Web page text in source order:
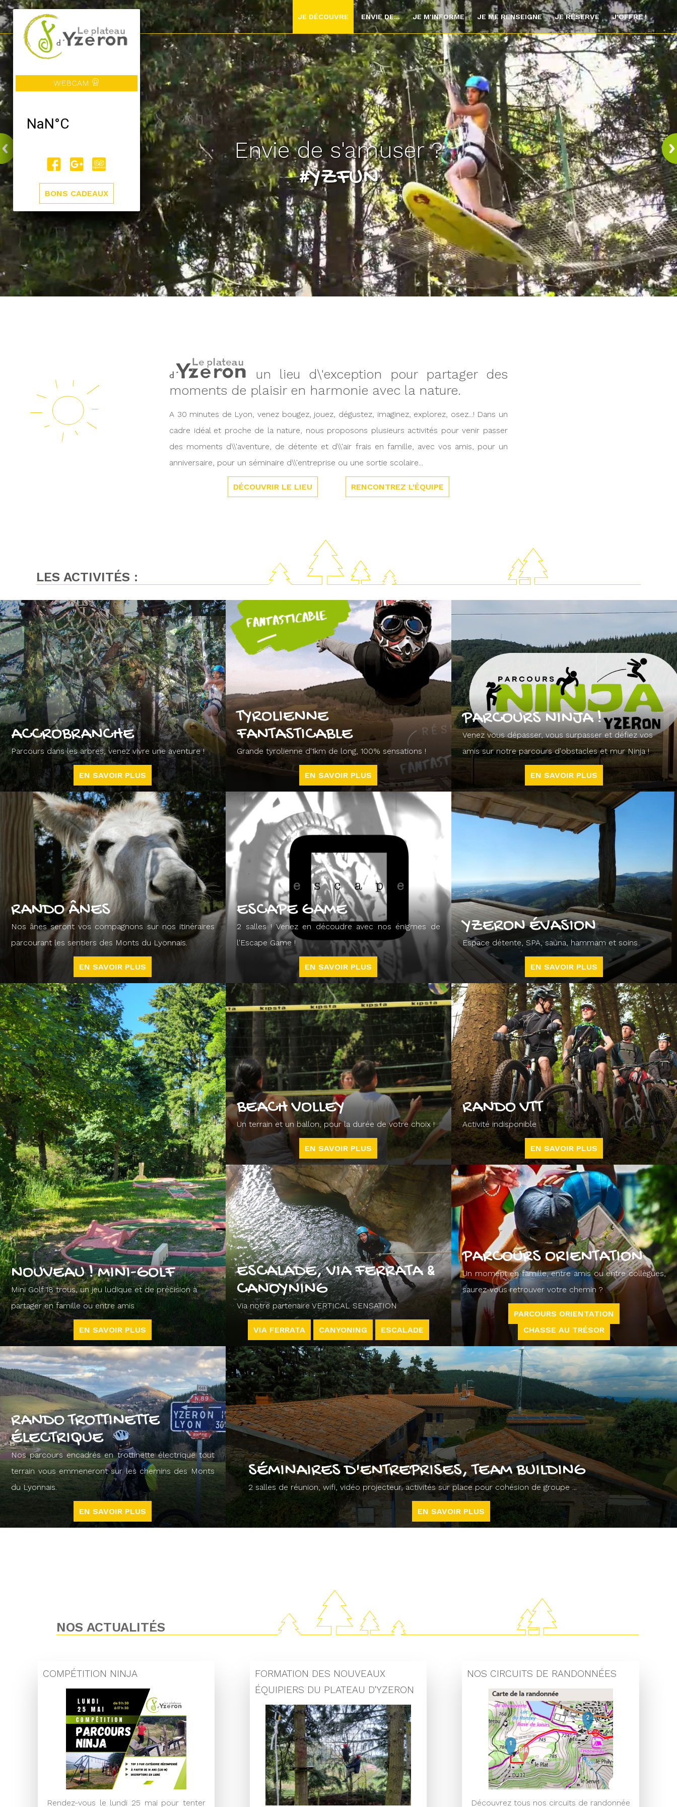
WEBCAM
BONS CADEAUX
JE DÉCOUVRE ENVIE DE... JE M'INFORME JE ME RENSEIGNE JE RÉSERVE J'OFFRE !
Le plateau d'Yzeron
#veneZ !
un lieu d\'exception pour partager des
moments de plaisir en harmonie avec la nature.
A 30 minutes de Lyon, venez bougez, jouez, dégustez, imaginez, explorez, osez...! Dans un
cadre idéal et proche de la nature, nous proposons plusieurs activités pour venir passer
des moments d\\'aventure, de détente et d\\'air frais en famille, avec vos amis, pour un
anniversaire, pour un séminaire d\\'entreprise ou une sortie scolaire...
DÉCOUVRIR LE LIEU RENCONTREZ L'ÉQUIPE
LES ACTIVITÉS :
ACCROBRANCHE
Parcours dans les arbres, venez vivre une aventure !
EN SAVOIR PLUS
TYROLIENNE
FANTASTICABLE
Grande tyrolienne d'1km de long, 100% sensations !
EN SAVOIR PLUS
PARCOURS NINJA !
Venez vous dépasser, vous surpasser et défiez vos
amis sur notre parcours d'obstacles et mur Ninja !
EN SAVOIR PLUS
RANDO ÂNES
Nos ânes seront vos compagnons sur nos itinéraires
parcourant les sentiers des Monts du Lyonnais.
EN SAVOIR PLUS
ESCAPE GAME
2 salles ! Venez en découdre avec nos énigmes de
l'Escape Game !
EN SAVOIR PLUS
YZERON ÉVASION
Espace détente, SPA, sauna, hammam et soins
EN SAVOIR PLUS
NOUVEAU ! MINI-GOLF
Mini Golf 18 trous, un jeu ludique et de précision à
partager en famille ou entre amis
EN SAVOIR PLUS
BEACH VOLLEY
Un terrain et un ballon, pour la durée de votre choix !
EN SAVOIR PLUS
RANDO VTT
Activité indisponible
EN SAVOIR PLUS
ESCALADE, VIA FERRATA &
CANOYNING
Via notre partenaire VERTICAL SENSATION
VIA FERRATA CANYONING ESCALADE
PARCOURS ORIENTATION
Un moment en famille, entre amis ou entre collègues,
saurez-vous retrouver votre chemin ?
PARCOURS ORIENTATION
CHASSE AU TRÉSOR
RANDO TROTTINETTE
ÉLECTRIQUE
Nos parcours encadrés en trottinette électrique tout
terrain vous emmeneront sur les chemins des Monts
du Lyonnais.
EN SAVOIR PLUS
SÉMINAIRES D'ENTREPRISES, TEAM BUILDING
2 salles de réunion, wifi, vidéo projecteur, activités sur place pour cohésion de groupe ...
EN SAVOIR PLUS
NOS ACTUALITÉS
COMPÉTITION NINJA
Rendez-vous le lundi 25 mai pour tenter
FORMATION DES NOUVEAUX
ÉQUIPIERS DU PLATEAU D'YZERON
NOS CIRCUITS DE RANDONNÉES
Découvrez tous nos circuits de randonnée